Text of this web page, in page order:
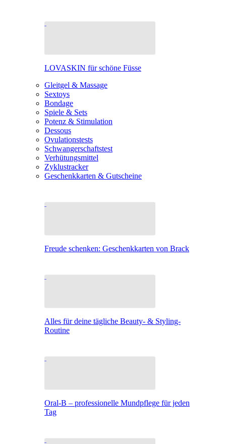
LOVASKIN für schöne Füsse
Gleitgel & Massage
Sextoys
Bondage
Spiele & Sets
Potenz & Stimulation
Dessous
Ovulationstests
Schwangerschaftstest
Verhütungsmittel
Zyklustracker
Geschenkkarten & Gutscheine
Freude schenken: Geschenkkarten von Brack
Alles für deine tägliche Beauty- & Styling-
Routine
Oral-B – professionelle Mundpflege für jeden
Tag